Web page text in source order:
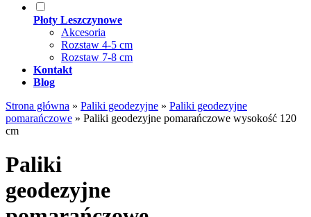
Płoty Leszczynowe
Akcesoria
Rozstaw 4-5 cm
Rozstaw 7-8 cm
Kontakt
Blog
Strona główna » Paliki geodezyjne » Paliki geodezyjne
pomarańczowe » Paliki geodezyjne pomarańczowe wysokość 120
cm
Paliki
geodezyjne